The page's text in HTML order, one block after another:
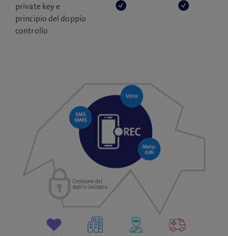
private key e
principio del doppio
controllo